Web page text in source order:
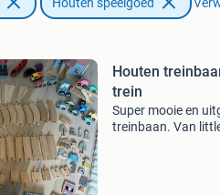
Houten
trein
Super mooie en
treinbaan. Van